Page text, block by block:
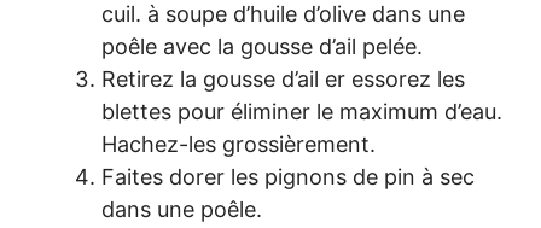
cuil. à soupe d’huile d’olive dans une
poêle avec la gousse d’ail pelée.
Retirez la gousse d’ail er essorez les
blettes pour éliminer le maximum d’eau.
Hachez-les grossièrement.
Faites dorer les pignons de pin à sec
dans une poêle.